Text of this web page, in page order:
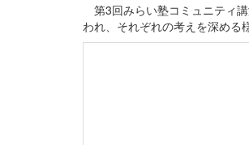
第3回みらい塾コミュニティ
われ、それぞれの考えを深める